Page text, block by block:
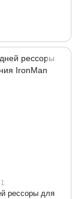
рессоры для